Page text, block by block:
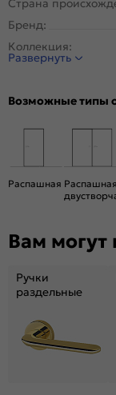
Страна
Бренд:
Коллекция:
Стиль:
Конструкция двери:
Вес, кг:
Кромка:
Возможность
Для влажных
Развернуть
Возможные типы
Распашная Распашная
Вам могут
Ручки
раздельные